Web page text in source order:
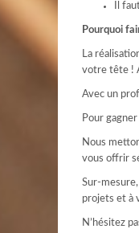
Il
Pourquoi
La
votre tête !
Avec un
Pour
Nous
vous offrir
Sur-
projets et à
N’hésitez